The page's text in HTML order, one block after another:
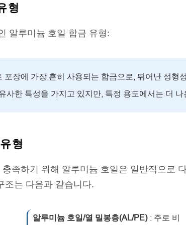
형
알루미늄 호일 합금 유형:
포장에 가장 흔히 사용되는 합금으로, 뛰어난 성형
사한 특성을 가지고 있지만, 특정 용도에서는 더 나
형
족하기 위해 알루미늄 호일은 일반적으로
조는 다음과 같습니다.
알루미늄 호일/열 밀봉층(AL/PE) : 주로 비